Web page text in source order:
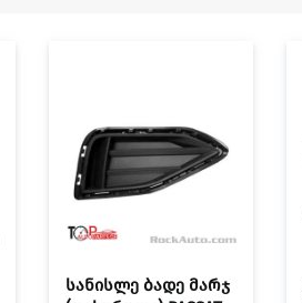
სანისლე ბადე მარჯ